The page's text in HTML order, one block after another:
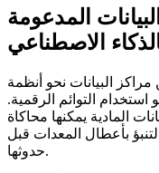
المدعومة
الاصطناعي
البيانات نحو أنظمة
استخدام التوائم الرقمية.
المادية يمكنها محاكاة
بأعطال المعدات قبل
حدوثها.